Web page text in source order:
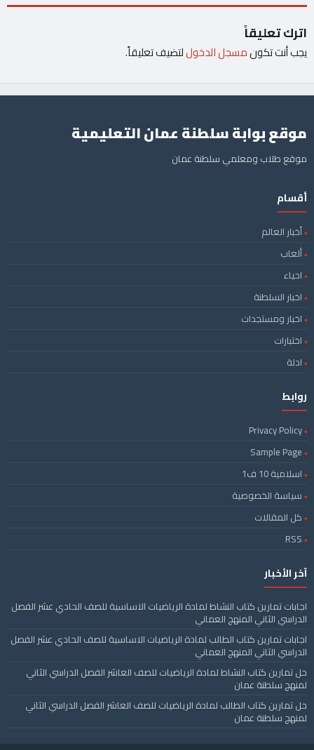
اترك تعليقاً
يجب أنت تكونمسجل الدخوللتضيف تعليقاً.
موقع بوابة سلطنة عمان التعليمية
موقع طلاب ومعلمي سلطنة عمان
أقسام
أخبار العالم
ألعاب
احياء
اخبار السلطنة
اخبار ومستجدات
اختبارات
ادلة
روابط
Privacy Policy
Sample Page
اسلامية 10 ف1
سياسة الخصوصية
كل المقالات
RSS
آخر الأخبار
اجابات تمارين كتاب النشاط لمادة الرياضيات الاساسية للصف الحادي عشر الفصل
الدراسي الثاني المنهج العماني
اجابات تمارين كتاب الطالب لمادة الرياضيات الاساسية للصف الحادي عشر الفصل
الدراسي الثاني المنهج العماني
حل تمارين كتاب النشاط لمادة الرياضيات للصف العاشر الفصل الدراسي الثاني
لمنهج سلطنة عمان
حل تمارين كتاب الطالب لمادة الرياضيات للصف العاشر الفصل الدراسي الثاني
لمنهج سلطنة عمان